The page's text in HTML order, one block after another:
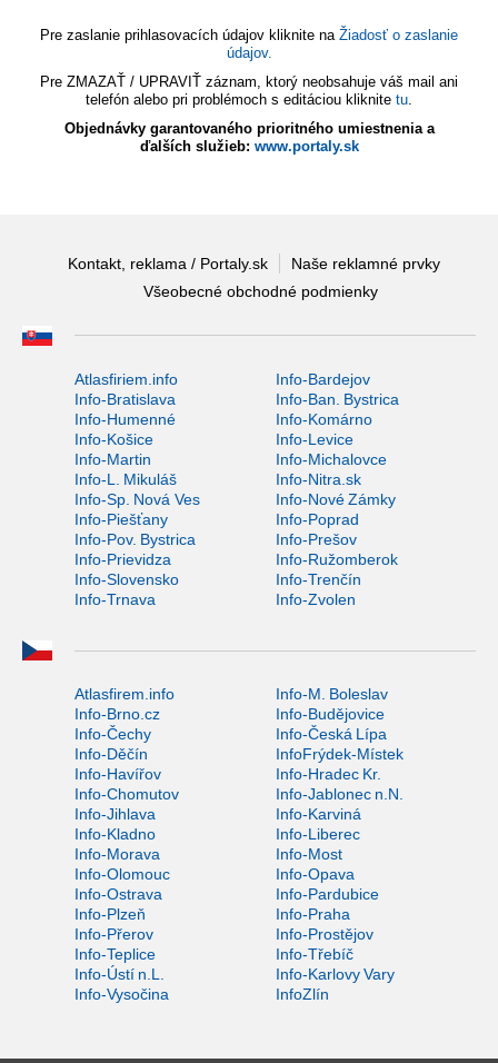
Pre zaslanie prihlasovacích údajov kliknite na Žiadosť o zaslanie
údajov.
Pre ZMAZAŤ / UPRAVIŤ záznam, ktorý neobsahuje váš mail ani
telefón alebo pri problémoch s editáciou kliknite tu.
Objednávky garantovaného prioritného umiestnenia a
ďalších služieb: www.portaly.sk
Kontakt, reklama / Portaly.sk
Naše reklamné prvky
Všeobecné obchodné podmienky
Atlasfiriem.info
Info-Bardejov
Info-Bratislava
Info-Ban. Bystrica
Info-Humenné
Info-Komárno
Info-Košice
Info-Levice
Info-Martin
Info-Michalovce
Info-L. Mikuláš
Info-Nitra.sk
Info-Sp. Nová Ves
Info-Nové Zámky
Info-Piešťany
Info-Poprad
Info-Pov. Bystrica
Info-Prešov
Info-Prievidza
Info-Ružomberok
Info-Slovensko
Info-Trenčín
Info-Trnava
Info-Zvolen
Atlasfirem.info
Info-M. Boleslav
Info-Brno.cz
Info-Budějovice
Info-Čechy
Info-Česká Lípa
Info-Děčín
InfoFrýdek-Místek
Info-Havířov
Info-Hradec Kr.
Info-Chomutov
Info-Jablonec n.N.
Info-Jihlava
Info-Karviná
Info-Kladno
Info-Liberec
Info-Morava
Info-Most
Info-Olomouc
Info-Opava
Info-Ostrava
Info-Pardubice
Info-Plzeň
Info-Praha
Info-Přerov
Info-Prostějov
Info-Teplice
Info-Třebíč
Info-Ústí n.L.
Info-Karlovy Vary
Info-Vysočina
InfoZlín